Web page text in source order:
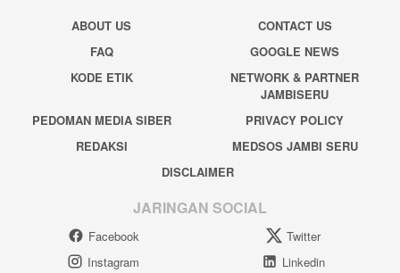
ABOUT US
CONTACT US
FAQ
GOOGLE NEWS
KODE ETIK
NETWORK & PARTNER
JAMBISERU
PEDOMAN MEDIA SIBER
PRIVACY POLICY
REDAKSI
MEDSOS JAMBI SERU
DISCLAIMER
JARINGAN SOCIAL
Facebook
Twitter
Instagram
Linkedin